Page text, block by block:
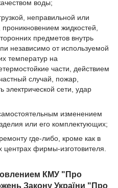
воды;
неправильной или
жидкостей,
предметов внутрь
независимо от используемой
температур на
части, действием
случай, пожар,
электрической сети, удар
изменением
или его комплектующих;
где-либо, кроме как в
центрах фирмы-изготовителя.
КМУ "Про
Закону України "Про